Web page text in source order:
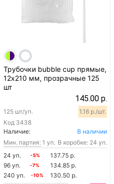
Трубочки bubble cup прямые,
12х210 мм, прозрачные 125
шт
145.00 р.
Код 3438
125 шт/уп. 1.16 р./шт.
Наличие:
В наличии
Мин. партия: 1 уп. В коробке: 24 уп.
24 уп.
-5%
137.75 р.
96 уп.
-7%
134.85 р.
240 уп.
-10% 130.50 р.